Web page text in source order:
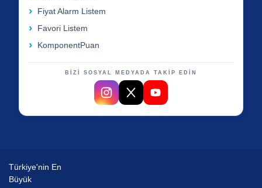
Fiyat Alarm Listem
Favori Listem
KomponentPuan
BİZİ SOSYAL MEDYADA TAKİP EDİN
Türkiye'nin En
Büyük